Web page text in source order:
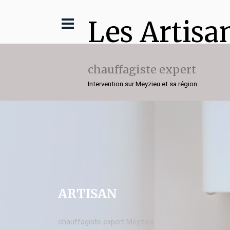
Les
chauffagiste expert
Intervention sur Meyzieu et sa région
ARTISAN
chauffagiste expert Meyzieu